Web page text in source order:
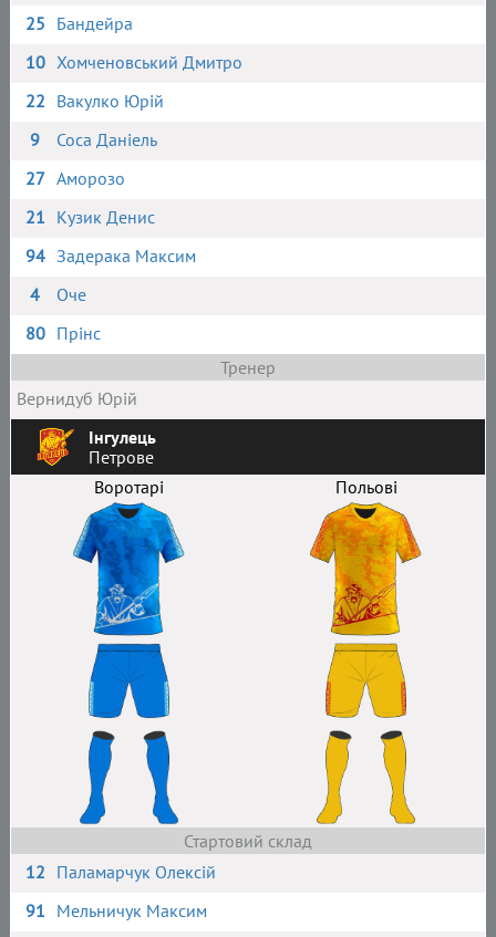
25 Бандейра
10 Хомченовський Дмитро
22 Вакулко Юрій
9
Соса Даніель
27 Аморозо
21 Кузик Денис
94 Задерака Максим
4
Оче
80 Прінс
Тренер
Вернидуб Юрій
Інгулець
Петрове
Воротарі
Польові
Стартовий склад
12 Паламарчук Олексій
91 Мельничук Максим